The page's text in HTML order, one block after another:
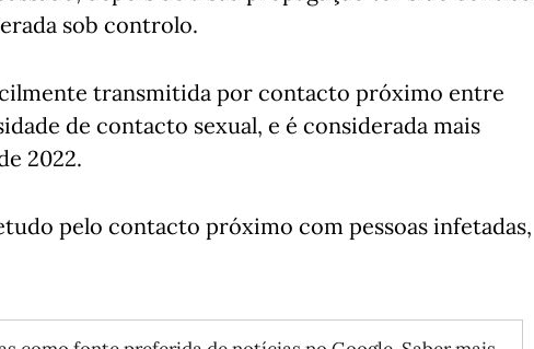
sob controlo.
transmitida por contacto próximo entre
de contacto sexual, e é considerada mais
2022.
pelo contacto próximo com pessoas infetadas,